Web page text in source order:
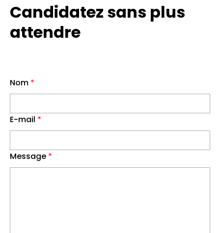
Candidatez sans plus
attendre
Nom *
E-mail *
Message *